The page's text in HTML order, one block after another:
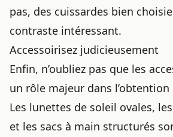
pas, des cuissardes bien
contraste intéressant.
Accessoirisez judicieusement
Enfin, n’oubliez pas que les
un rôle majeur dans
Les lunettes de soleil ovales,
et les sacs à main structurés